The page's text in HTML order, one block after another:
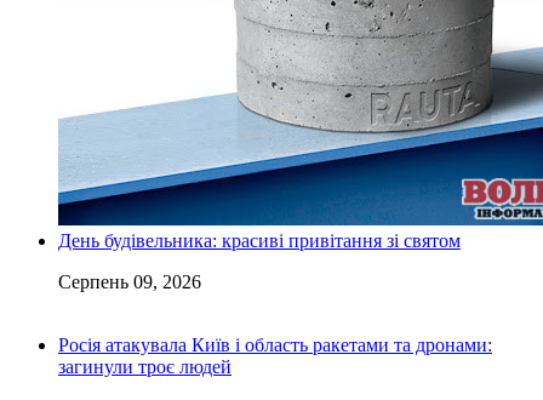
День будівельника: красиві привітання зі святом
Серпень 09, 2026
Росія атакувала Київ і область ракетами та дронами:
загинули троє людей